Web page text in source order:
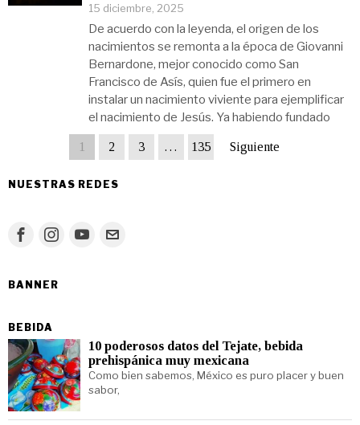
15 diciembre, 2025
De acuerdo con la leyenda, el origen de los
nacimientos se remonta a la época de Giovanni
Bernardone, mejor conocido como San
Francisco de Asís, quien fue el primero en
instalar un nacimiento viviente para ejemplificar
el nacimiento de Jesús. Ya habiendo fundado
1 2 3 … 135 Siguiente
NUESTRAS REDES
BANNER
BEBIDA
10 poderosos datos del Tejate, bebida
prehispánica muy mexicana
Como bien sabemos, México es puro placer y buen
sabor,